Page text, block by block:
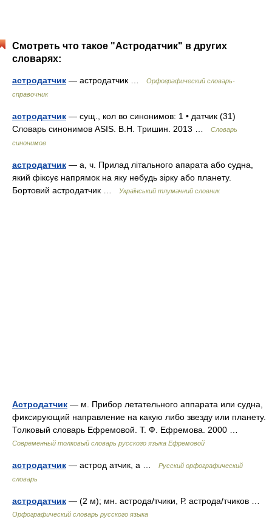
Смотреть что такое "Астродатчик" в других
словарях:
астродатчик — астродатчик …
Орфографический словарь-
справочник
астродатчик — сущ., кол во синонимов: 1 • датчик (31)
Словарь синонимов ASIS. В.Н. Тришин. 2013 …
Словарь
синонимов
астродатчик — а, ч. Прилад літального апарата або судна,
який фіксує напрямок на яку небудь зірку або планету.
Бортовий астродатчик …
Український тлумачний словник
Астродатчик — м. Прибор летательного аппарата или судна,
фиксирующий направление на какую либо звезду или планету.
Толковый словарь Ефремовой. Т. Ф. Ефремова. 2000 …
Современный толковый словарь русского языка Ефремовой
астродатчик — астрод атчик, а …
Русский орфографический
словарь
астродатчик — (2 м); мн. астрода/тчики, Р. астрода/тчиков …
Орфографический словарь русского языка